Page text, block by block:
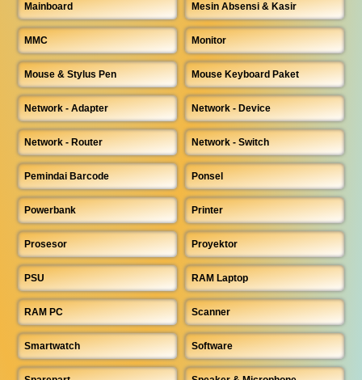
Mainboard Mesin Absensi & Kasir
MMC Monitor
Mouse & Stylus Pen Mouse Keyboard Paket
Network - Adapter Network - Device
Network - Router Network - Switch
Pemindai Barcode Ponsel
Powerbank Printer
Prosesor Proyektor
PSU RAM Laptop
RAM PC Scanner
Smartwatch Software